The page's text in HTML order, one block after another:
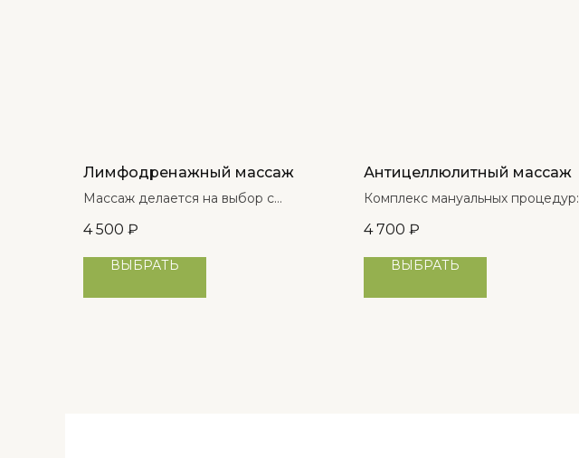
Лимфодренажный массаж
Массаж делается на выбор с
перцовым маслом.
4 500 ₽
ВЫБРАТЬ
Антицеллюлитный массаж
Комплекс мануальных процедур:
растирания, вибрации,
пошлепывание, направленные на
проблемные области тела.
4 700 ₽
ВЫБРАТЬ